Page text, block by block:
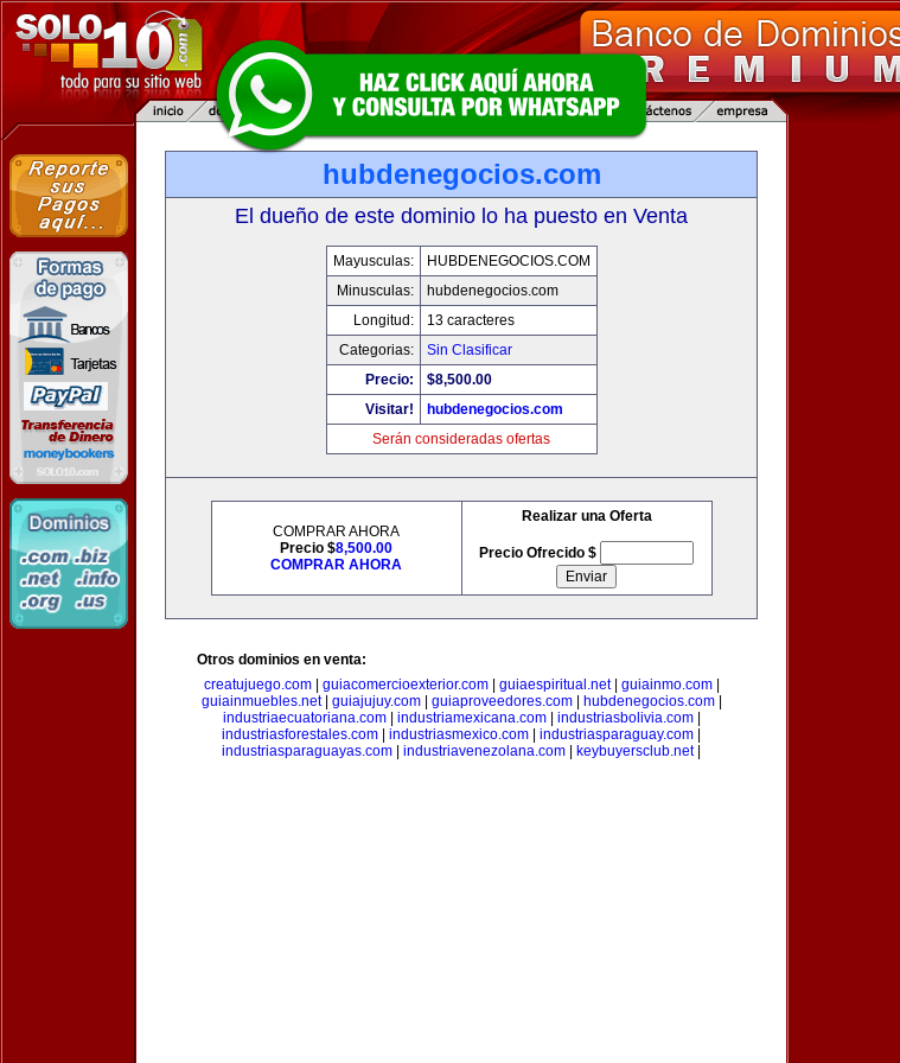
hubdenegocios.com
El dueño de este dominio lo ha puesto en Venta
Mayusculas:
HUBDENEGOCIOS.COM
Minusculas:
hubdenegocios.com
Longitud:
13 caracteres
Categorias:
Sin Clasificar
Precio:
$8,500.00
Visitar!
hubdenegocios.com
Serán consideradas ofertas
COMPRAR AHORA
Precio $8,500.00
COMPRAR AHORA
Realizar una Oferta
Precio Ofrecido $
Otros dominios en venta:
creatujuego.com| guiacomercioexterior.com| guiaespiritual.net| guiainmo.com|
guiainmuebles.net| guiajujuy.com| guiaproveedores.com| hubdenegocios.com|
industriaecuatoriana.com| industriamexicana.com| industriasbolivia.com|
industriasforestales.com
industriasmexico.com industriasparaguay.com
industriasparaguayas.com
industriavenezolana.com keybuyersclub.net|